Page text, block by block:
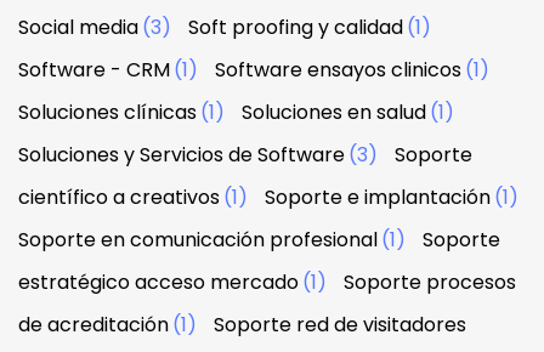
Social media(3) Soft proofing y calidad(1)
Software - CRM(1) Software ensayos clinicos(1)
Soluciones clínicas(1) Soluciones en salud(1)
Soluciones y Servicios de Software(3)
Soporte
científico a creativos(1) Soporte e implantación(1)
Soporte en comunicación profesional(1)
Soporte
estratégico acceso mercado(1)
Soporte procesos
de acreditación(1)
Soporte red de visitadores